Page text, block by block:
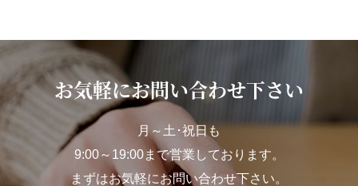
お気軽にお問い合わせ下さい
月～土･祝日も
9:00～19:00まで営業しております。
まずはお気軽にお問い合わせ下さい。